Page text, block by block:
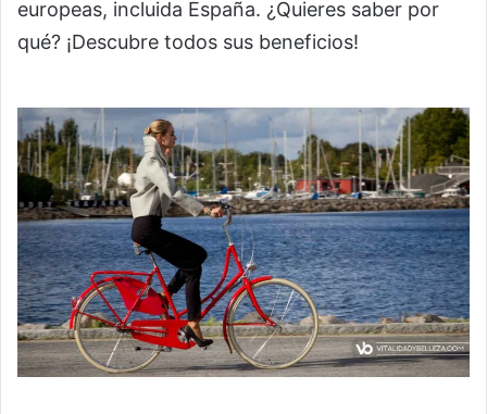
europeas, incluida España. ¿Quieres saber por
qué? ¡Descubre todos sus beneficios!